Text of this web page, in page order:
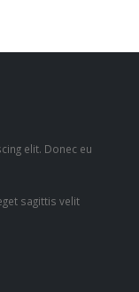
elit. Donec eu
sagittis velit